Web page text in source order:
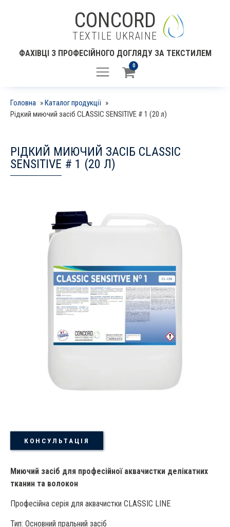
CONCORD
TEXTILE UKRAINE
ФАХІВЦІ З ПРОФЕСІЙНОГО ДОГЛЯДУ ЗА ТЕКСТИЛЕМ
0
Головна »Каталог продукції »
Рідкий миючий засіб CLASSIC SENSITIVE # 1 (20 л)
РІДКИЙ МИЮЧИЙ ЗАСІБ CLASSIC
SENSITIVE # 1 (20 Л)
КОНСУЛЬТАЦІЯ
Миючий засіб для професійної аквачистки делікатних
тканин та волокон
Професійна серія для аквачистки CLASSIC LINE
Тип: Основний пральний засіб